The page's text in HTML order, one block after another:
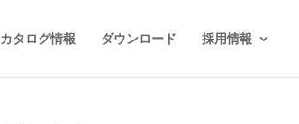
カタログ情報 ダウンロード 採用情報